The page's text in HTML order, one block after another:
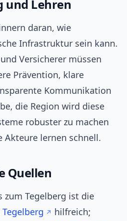
Lehren
daran, wie
Infrastruktur sein kann.
Versicherer müssen
Prävention, klare
Kommunikation
die Region wird diese
robuster zu machen
lernen schnell.
Quellen
zum Tegelberg ist die
hilfreich;